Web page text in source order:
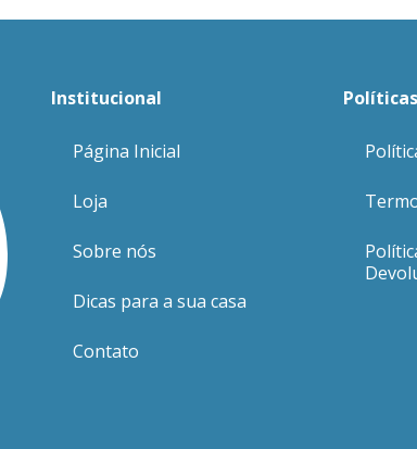
Institucional
Página Inicial
Loja
Sobre nós
Dicas para a sua casa
Contato
Políticas